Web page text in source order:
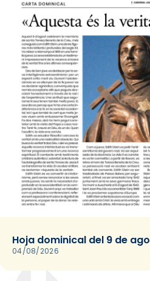
Hoja dominical del 9 de
04/08/2026